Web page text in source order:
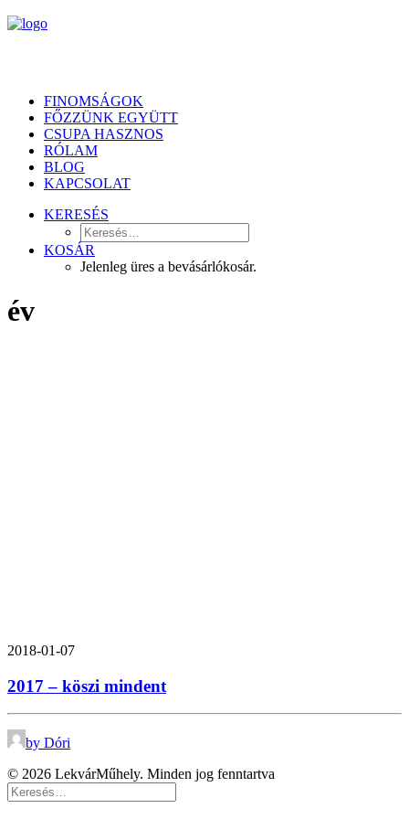
FINOMSÁGOK
FŐZZÜNK EGYÜTT
CSUPA HASZNOS
RÓLAM
BLOG
KAPCSOLAT
KERESÉS
KOSÁR
Jelenleg üres a bevásárlókosár.
év
2018-01-07
2017 – köszi mindent
by Dóri
© 2026 LekvárMűhely. Minden jog fenntartva